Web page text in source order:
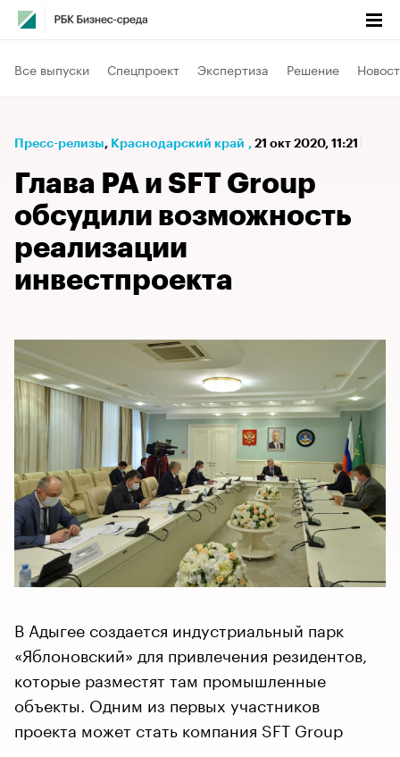
Все выпуски Спецпроект Экспертиза Решение
Пресс-релизы⁠, Краснодарский край , 21 окт 2020, 11:21
Глава РА и SFT Group
обсудили возможность
реализации
инвестпроекта
В Адыгее создается индустриальный парк
«Яблоновский» для привлечения резидентов,
которые разместят там промышленные
объекты. Одним из первых участников
проекта может стать компания SFT Group